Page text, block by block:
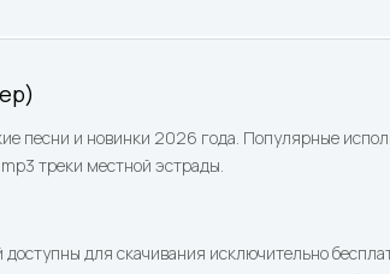
песни и новинки 2026 года. Популярные
треки местной эстрады.
доступны для скачивания исключительно